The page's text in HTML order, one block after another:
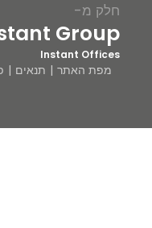
Instant Offices
חלק מ-
Group
מפת האתר תנאים